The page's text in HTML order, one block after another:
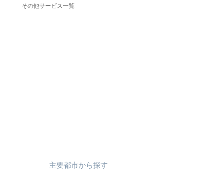
その他サービス一覧
主要都市から探す